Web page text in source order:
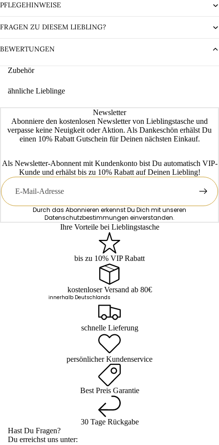
PFLEGEHINWEISE
FRAGEN ZU DIESEM LIEBLING?
BEWERTUNGEN
Zubehör
ähnliche Lieblinge
Newsletter
Abonniere den kostenlosen Newsletter von Lieblingstasche und
verpasse keine Neuigkeit oder Aktion. Als Dankeschön erhälst Du
einen 10% Rabatt Gutschein für Deinen nächsten Einkauf.
Als Newsletter-Abonnent mit Kundenkonto bist Du automatisch VIP-
Kunde und erhälst bis zu 10% Rabatt auf Deinen Liebling!
E-
Mail
Durch das Abonnieren erkennst Du Dich mit unseren
Datenschutzbestimmungen einverstanden.
Ihre Vorteile bei Lieblingstasche
bis zu 10% VIP Rabatt
kostenloser Versand ab 80€
innerhalb Deutschlands
schnelle Lieferung
persönlicher Kundenservice
Best Preis Garantie
30 Tage Rückgabe
Hast Du Fragen?
Du erreichst uns unter: